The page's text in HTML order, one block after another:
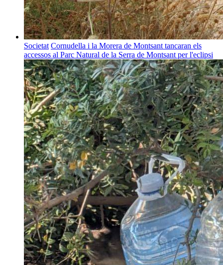
Societat Cornudella i la Morera de Montsant tancaran els
accessos al Parc Natural de la Serra de Montsant per l'eclipsi